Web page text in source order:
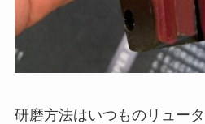
研磨方法はいつものリュー